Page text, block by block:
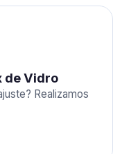
de Vidro
Realizamos